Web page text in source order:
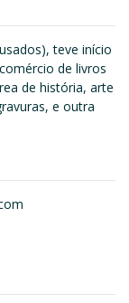
teve início
de livros
de história, arte
e outra